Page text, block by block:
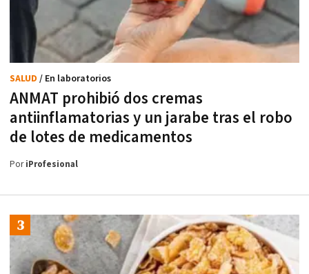
ANMAT prohibió dos cremas
antiinflamatorias y un jarabe tras el robo
de lotes de medicamentos
SALUD / En laboratorios
PoriProfesional